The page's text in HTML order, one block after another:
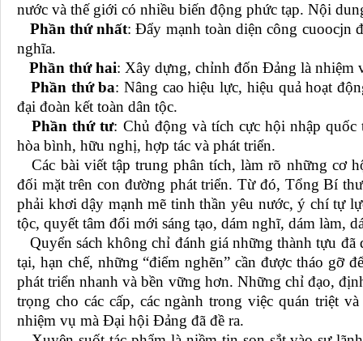
nước và thế giới có nhiều biến động phức tạp. Nội
Phần thứ nhất: Đẩy mạnh toàn diện công cuoocjn
nghĩa.
Phần thứ hai: Xây dựng, chỉnh đốn Đảng là nhiệm
Phần thứ ba: Nâng cao hiệu lực, hiệu quả hoạt
đại đoàn kết toàn dân tộc.
Phần thứ tư: Chủ động và tích cực hội nhập
hòa bình, hữu nghị, hợp tác và phát triển.
Các bài viết tập trung phân tích, làm rõ những cơ
đối mặt trên con đường phát triển. Từ đó, Tổng Bí
phải khơi dậy mạnh mẽ tinh thần yêu nước, ý chí tự
tộc, quyết tâm đổi mới sáng tạo, dám nghĩ, dám làm,
Quyển sách không chỉ đánh giá những thành tựu đã
tại, hạn chế, những “điểm nghẽn” cần được tháo gỡ
phát triển nhanh và bền vững hơn. Những chỉ đạo,
trọng cho các cấp, các ngành trong việc quán triệt
nhiệm vụ mà Đại hội Đảng đã đề ra.